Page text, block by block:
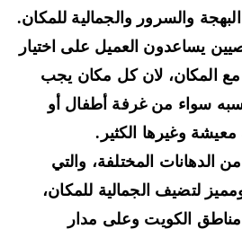
والسرور والجمالية للمكان.
يساعدون العميل على اختيار
المكان، لان كل مكان يجب
سواء من غرفة أطفال أو
وغيرها الكثير.
المختلفة، والتي
لتضيف الجمالية للمكان،
الكويت وعلى مدار